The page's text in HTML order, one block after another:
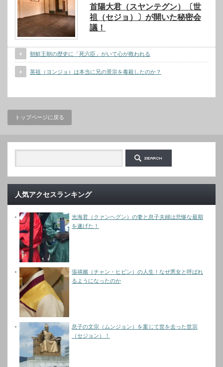
首陽大君（スヤンテグン）〔世
祖（セジョ）〕が開いた秘密会
議！
朝鮮王朝の歴史に「死六臣」がいて心が救われる
英祖（ヨンジョ）は本当に兄の景宗を毒殺したのか？
トップページに戻る
人気アクセスランキング
光海君（クァンヘグン）の妻と息子夫婦は悲惨な最期
を遂げた！
張禧嬪（チャン・ヒビン）の人生！なぜ悪女と呼ばれ
るようになったのか
息子の文宗（ムンジョン）を案じて世を去った世宗
（セジョン）！